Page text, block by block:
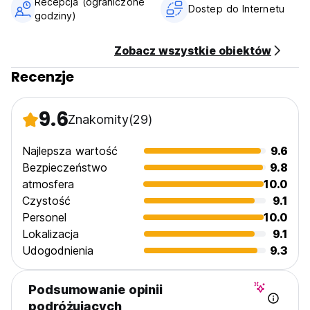
Taxes included
Breakfast not available
No special conditions
godziny)
Dostep do Internetu
Zobacz wszystkie obiektów
Recenzje
9.6Znakomity(29)
Najlepsza wartość
9.6
Bezpieczeństwo
9.8
atmosfera
10.0
Czystość
9.1
Personel
10.0
Lokalizacja
9.1
Udogodnienia
9.3
Podsumowanie opinii
podróżujących